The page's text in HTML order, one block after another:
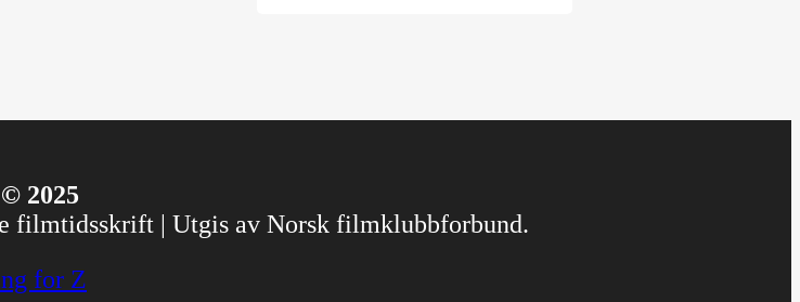
2025
filmtidsskrift | Utgis av Norsk filmklubbforbund.
for Z